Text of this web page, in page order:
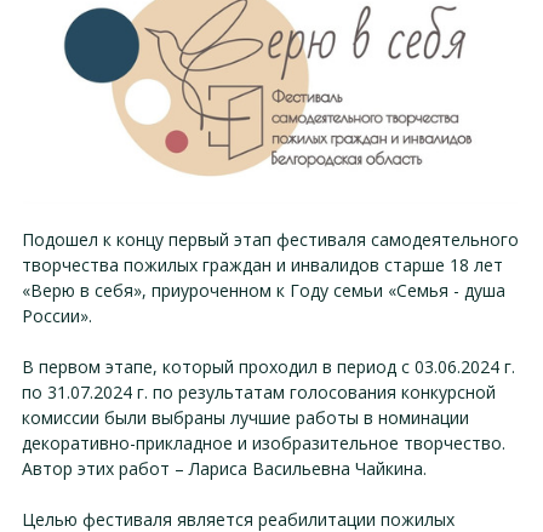
Подошел к концу первый этап фестиваля самодеятельного
творчества пожилых граждан и инвалидов старше 18 лет
«Верю в себя», приуроченном к Году семьи «Семья - душа
России».
В первом этапе, который проходил в период с 03.06.2024 г.
по 31.07.2024 г. по результатам голосования конкурсной
комиссии были выбраны лучшие работы в номинации
декоративно-прикладное и изобразительное творчество.
Автор этих работ – Лариса Васильевна Чайкина.
Целью фестиваля является реабилитации пожилых